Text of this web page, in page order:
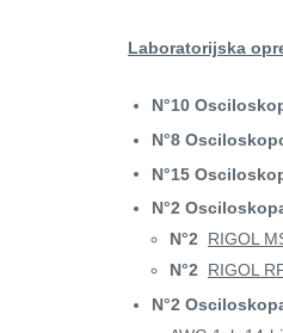
Laboratorijska
N°10
N°8
N°15
N°2
N°2
RIGOL
N°2
RIGOL
N°2